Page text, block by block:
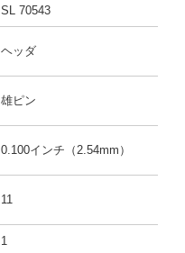
SL 70543
ヘッダ
雄ピン
0.100インチ（2.54mm）
11
1